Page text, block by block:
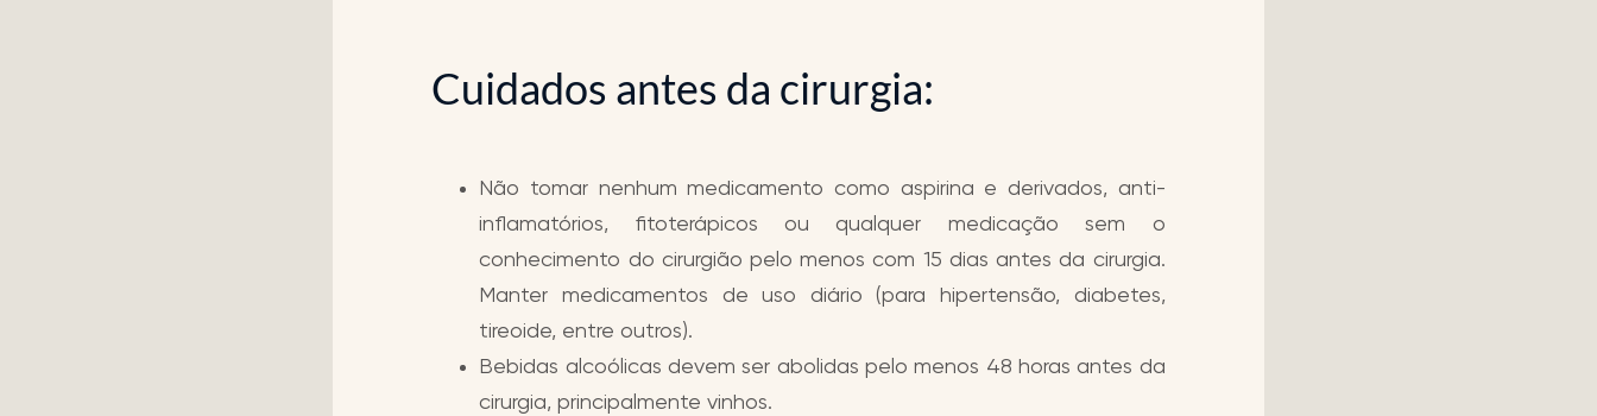
Cuidados antes da cirurgia:
Não tomar nenhum medicamento como aspirina e derivados, anti-
inflamatórios, fitoterápicos ou qualquer medicação sem o
conhecimento do cirurgião pelo menos com 15 dias antes da cirurgia.
Manter medicamentos de uso diário (para hipertensão, diabetes,
tireoide, entre outros).
Bebidas alcoólicas devem ser abolidas pelo menos 48 horas antes da
cirurgia, principalmente vinhos.